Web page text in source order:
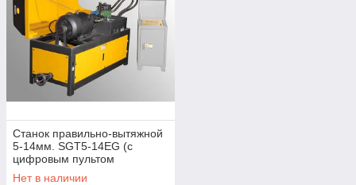
Станок правильно-вытяжной
5-14мм. SGT5-14EG (с
цифровым пультом
управления)
Нет в наличии